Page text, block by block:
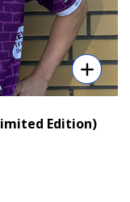
Edition)